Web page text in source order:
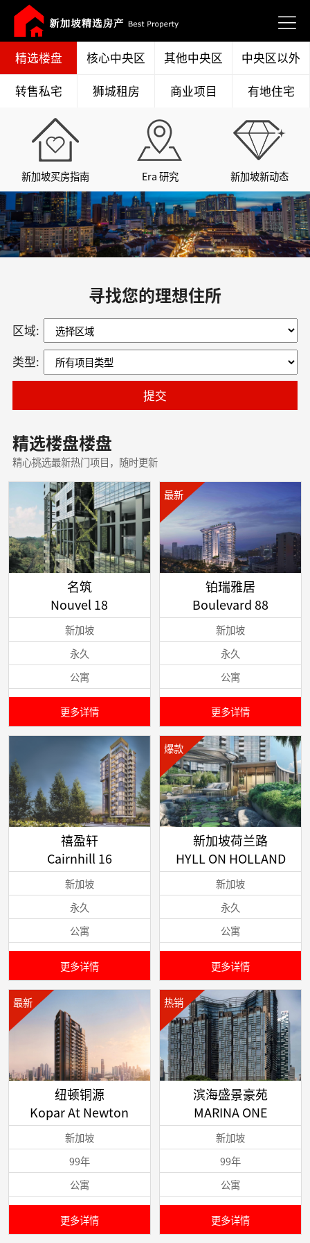
精选楼盘 核心中央区 其他中央区
中央区以外
转售私宅
狮城租房 商业项目 有地住宅
新加坡买房指南 Era 研究 新加坡新动态
寻找您的理想住所
区域:
类型:
提交
精选楼盘楼盘
精心挑选最新热门项目，随时更新
名筑
Nouvel 18
新加坡
永久
公寓
更多详情
最新
铂瑞雅居
Boulevard 88
新加坡
永久
公寓
更多详情
禧盈轩
Cairnhill 16
新加坡
永久
公寓
更多详情
爆款
新加坡荷兰路
HYLL ON HOLLAND
新加坡
永久
公寓
更多详情
最新
纽顿铜源
Kopar At Newton
新加坡
99年
公寓
更多详情
热销
滨海盛景豪苑
MARINA ONE
新加坡
99年
公寓
更多详情